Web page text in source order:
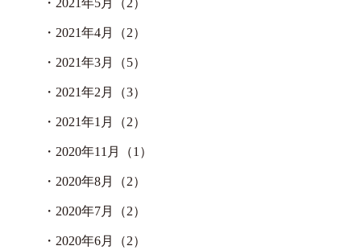
・ 2021年4月（2）
・ 2021年3月（5）
・ 2021年2月（3）
・ 2021年1月（2）
・ 2020年11月（1）
・ 2020年8月（2）
・ 2020年7月（2）
・ 2020年6月（2）